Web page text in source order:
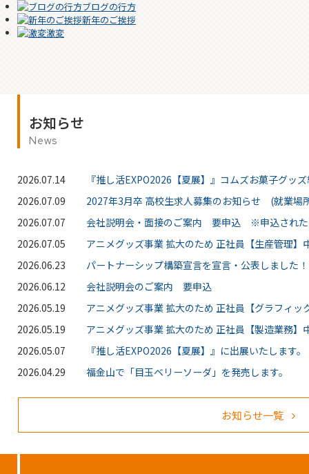
ブログの行方
新年のご挨拶
激変
お知らせ
News
2026.07.14
『推し活EXPO2026【夏展】』コムズお菓子グッ
2026.07.09
2027年3月卒 高校生求人募集のお知らせ (就業場
2026.07.07
会社説明会・面接のご案内 要申込 ※申込された
2026.07.05
アニメグッズ事業 拡大のため 正社員【生産管理】
2026.06.23
パートナーシップ構築宣言を宣言・公表しました！
2026.06.12
会社説明会のご案内 要申込
2026.05.19
アニメグッズ事業 拡大のため 正社員【グラフィッ
2026.05.19
アニメグッズ事業 拡大のため 正社員【製造業務】
2026.05.07
『推し活EXPO2026【夏展】』に出展いたします。
2026.04.29
福金山で「目玉ベリーソーダ」を発売します。
お知らせ一覧